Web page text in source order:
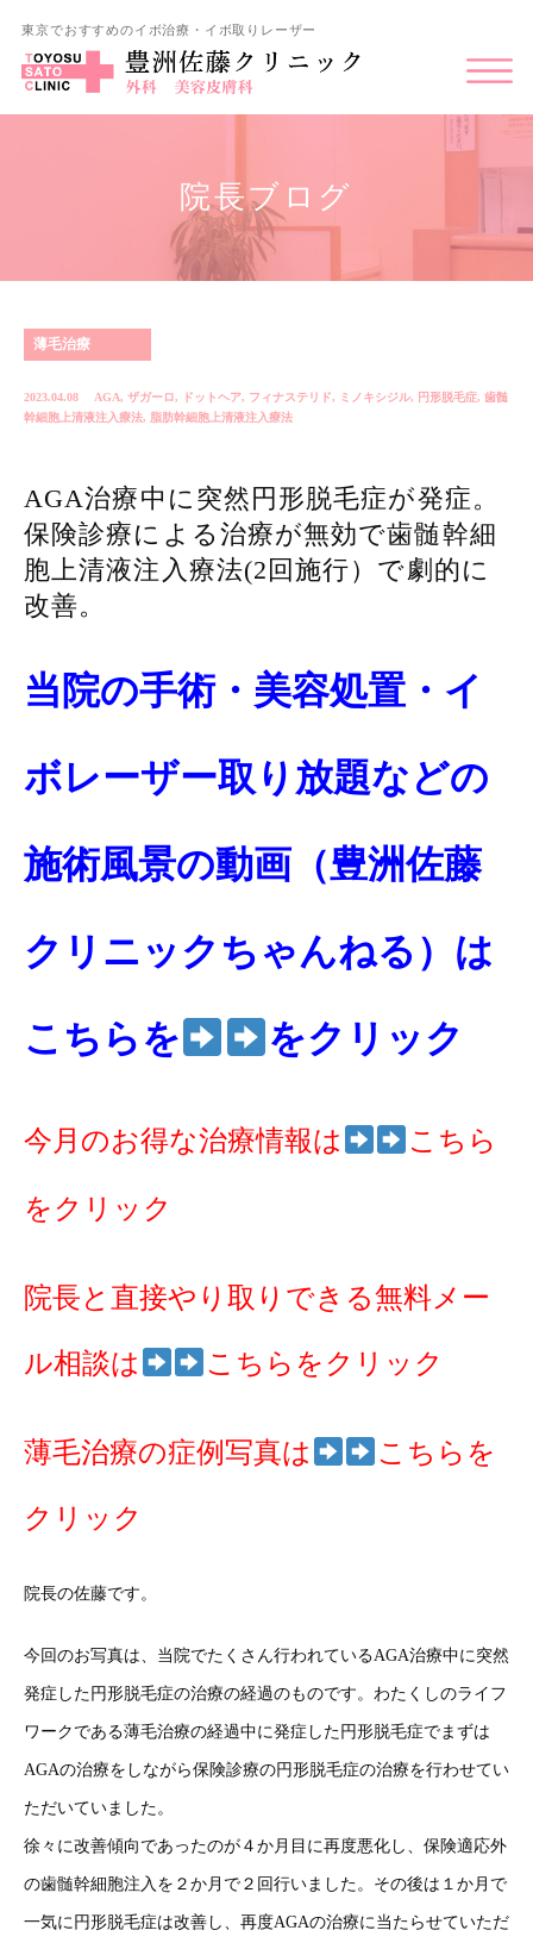
東京でおすすめのイボ治療・イボ取りレーザー
院長ブログ
薄毛治療
2023.04.08 AGA, ザガーロ , ドットヘア, フィナステリド, ミノキシジル, 円形脱毛症, 歯髄
幹細胞上清液注入療法, 脂肪幹細胞上清液注入療法
AGA治療中に突然円形脱毛症が発症。
保険診療による治療が無効で歯髄幹細
胞上清液注入療法(2回施行）で劇的に
改善。
当院の手術・美容処置・イ
ボレーザー取り放題などの
施術風景の動画（豊洲佐藤
クリニックちゃんねる）は
こちらを をクリック
今月のお得な治療情報は こちら
をクリック
院長と直接やり取りできる無料メー
ル相談は こちらをクリック
薄毛治療の症例写真は こちらを
クリック
院長の佐藤です。
今回のお写真は、当院でたくさん行われているAGA治療中に突然
発症した円形脱毛症の治療の経過のものです。わたくしのライフ
ワークである薄毛治療の経過中に発症した円形脱毛症でまずは
AGAの治療をしながら保険診療の円形脱毛症の治療を行わせてい
ただいていました。
徐々に改善傾向であったのが４か月目に再度悪化し、保険適応外
の歯髄幹細胞注入を２か月で２回行いました。その後は１か月で
一気に円形脱毛症は改善し、再度AGAの治療に当たらせていただ